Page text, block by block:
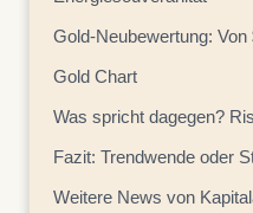
Gold-Neubewertung:
Gold Chart
Was spricht dagegen?
Fazit: Trendwende oder
Weitere News von